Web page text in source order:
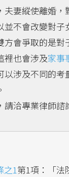
夫妻縱使離婚，
並不會改變對子
會爭取的是對
裡也會涉及家事
以涉及不同的考
洽專業律師諮
之1第1項：「法